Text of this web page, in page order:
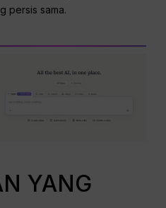
persis sama.
YANG